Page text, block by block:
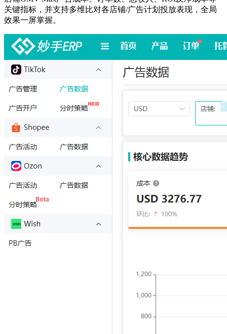
关键指标，并支持多维比对各店铺/广告计划投放表现，全局
效果一屏掌握。